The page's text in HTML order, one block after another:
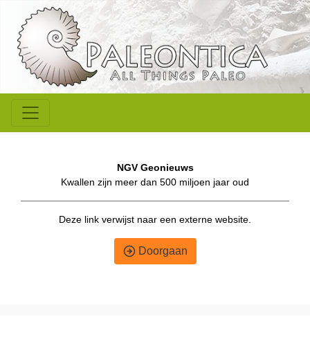
NGV Geonieuws
Kwallen zijn meer dan 500 miljoen jaar oud
Deze link verwijst naar een externe website.
Doorgaan